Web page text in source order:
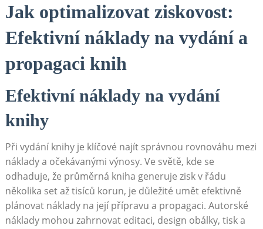
Jak optimalizovat ziskovost:
Efektivní náklady na vydání a
propagaci knih
Efektivní náklady na vydání
knihy
Při vydání knihy je klíčové najít správnou rovnováhu mezi
náklady a očekávanými výnosy. Ve světě, kde se
odhaduje, že průměrná kniha generuje zisk v řádu
několika set až tisíců korun, je důležité umět efektivně
plánovat náklady na její přípravu a propagaci. Autorské
náklady mohou zahrnovat editaci, design obálky, tisk a